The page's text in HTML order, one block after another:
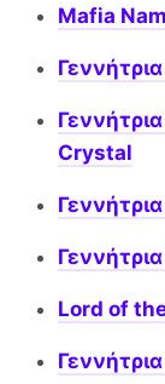
Mafia
Crystal
Lord of